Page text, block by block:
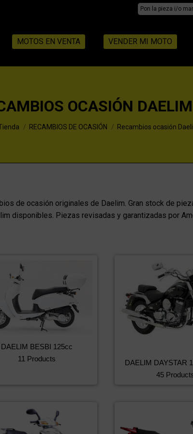
Search:
MOTOS EN VENTA VENDER MI MOTO
OCASIÓN DAELIM
RECAMBIOS DE OCASIÓN Recambios ocasión
de ocasión originales de Daelim. Gran stock de
disponibles. Piezas revisadas y garantizadas por
DAELIM BESBI 125cc
11 Products
DAELIM DAYSTAR
45